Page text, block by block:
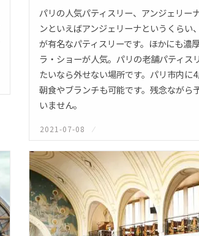
パリの人気パティスリー、アンジェリー
ンといえばアンジェリーナというくらい
が有名なパティスリーです。ほかにも濃
ラ・ショーが人気。パリの老舗パティス
たいなら外せない場所です。パリ市内に4
朝食やブランチも可能です。残念ながら
いません。
投
稿
日:
2021-07-08